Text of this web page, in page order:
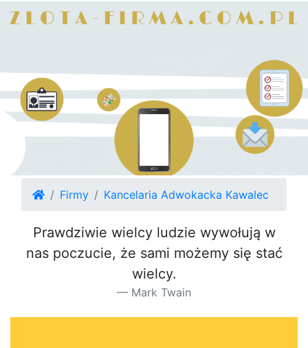
Firmy Kancelaria Adwokacka Kawalec
Prawdziwie wielcy ludzie wywołują w
nas poczucie, że sami możemy się stać
wielcy.
Mark Twain